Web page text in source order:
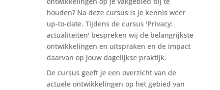
houden? Na deze cursus is je kennis weer
up-to-date. Tijdens de cursus 'Privacy:
actualiteiten' bespreken wij de belangrijkste
ontwikkelingen en uitspraken en de impact
daarvan op jouw dagelijkse praktijk.
De cursus geeft je een overzicht van de
actuele ontwikkelingen op het gebied van